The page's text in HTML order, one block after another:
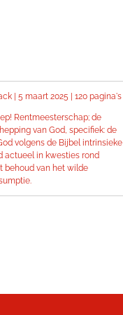
| 5 maart 2025 | 120 pagina's
Rentmeesterschap; de
van God, specifiek: de
volgens de Bijbel intrinsieke
actueel in kwesties rond
behoud van het wilde